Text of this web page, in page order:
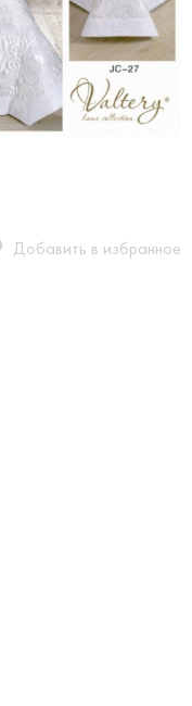
Добавить в избранное